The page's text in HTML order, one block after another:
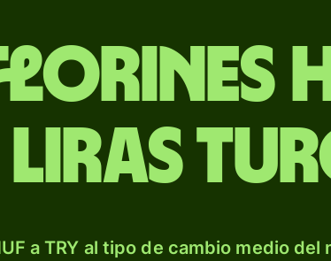
liras
a TRY al tipo de cambio medio del